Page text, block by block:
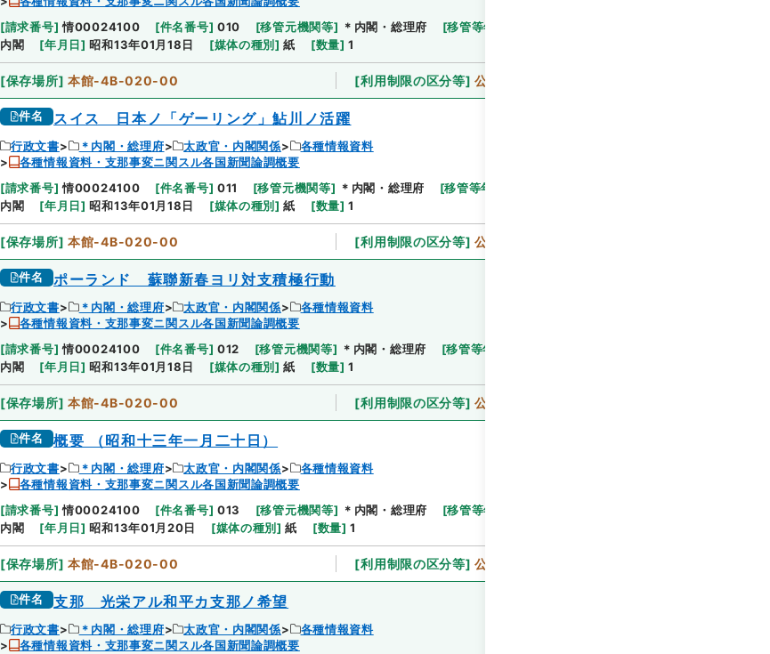
[請求番号] 情00024100 [件名番号] 010 [移管元機関等] ＊内閣・総理府 [移管等年度
内閣
[年月日] 昭和13年01月18日 [媒体の種別] 紙 [数量] 1
[保存場所] 本館-4B-020-00 [利用制限の区分等] 公開
件名 スイス 日本ノ「ゲーリング」鮎川ノ活躍
行政文書 ＊内閣・総理府 太政官・内閣関係
各種情報資料
各種情報資料・支那事変ニ関スル各国新聞論調概要
[請求番号] 情00024100 [件名番号] 011 [移管元機関等] ＊内閣・総理府 [移管等年度
内閣
[年月日] 昭和13年01月18日 [媒体の種別] 紙 [数量] 1
[保存場所] 本館-4B-020-00 [利用制限の区分等] 公開
件名 ポーランド 蘇聯新春ヨリ対支積極行動
行政文書 ＊内閣・総理府 太政官・内閣関係
各種情報資料
各種情報資料・支那事変ニ関スル各国新聞論調概要
[請求番号] 情00024100 [件名番号] 012 [移管元機関等] ＊内閣・総理府 [移管等年度
内閣
[年月日] 昭和13年01月18日 [媒体の種別] 紙 [数量] 1
[保存場所] 本館-4B-020-00 [利用制限の区分等] 公開
件名 概要 （昭和十三年一月二十日）
行政文書 ＊内閣・総理府 太政官・内閣関係
各種情報資料
各種情報資料・支那事変ニ関スル各国新聞論調概要
[請求番号] 情00024100 [件名番号] 013 [移管元機関等] ＊内閣・総理府 [移管等年度
内閣
[年月日] 昭和13年01月20日 [媒体の種別] 紙 [数量] 1
[保存場所] 本館-4B-020-00 [利用制限の区分等] 公開
件名 支那 光栄アル和平カ支那ノ希望
行政文書 ＊内閣・総理府 太政官・内閣関係
各種情報資料
各種情報資料・支那事変ニ関スル各国新聞論調概要